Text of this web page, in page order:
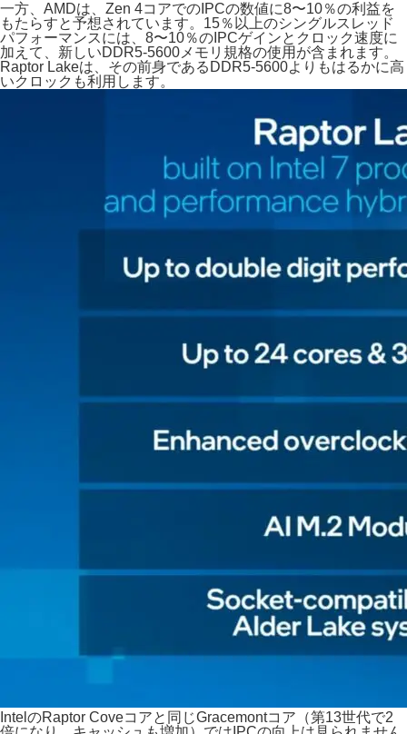
一方、AMDは、Zen 4コアでのIPCの数値に8〜10％の利益を
もたらすと予想されています。15％以上のシングルスレッド
パフォーマンスには、8〜10％のIPCゲインとクロック速度に
加えて、新しいDDR5-5600メモリ規格の使用が含まれます。
Raptor Lakeは、その前身であるDDR5-5600よりもはるかに高
いクロックも利用します。
IntelのRaptor Coveコアと同じGracemontコア（第13世代で2